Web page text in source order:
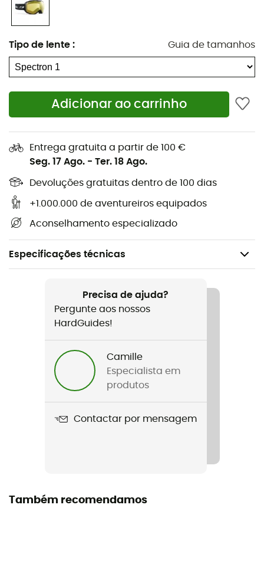
Tipo de lente : Guia de tamanhos
Adicionar ao carrinho
Entrega gratuita a partir de 100 €
Seg. 17 Ago. - Ter. 18 Ago.
Devoluções gratuitas dentro de 100 dias
+1.000.000 de aventureiros equipados
Aconselhamento especializado
Especificações técnicas
Nome do produto
Lente dupla
Armação
Precisa de ajuda?
Pergunte aos nossos
HardGuides!
Camille
Especialista em
produtos
Contactar por mensagem
Também recomendamos